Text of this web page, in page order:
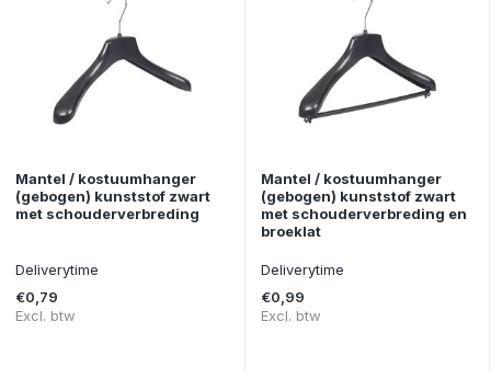
Mantel / kostuumhanger
(gebogen) kunststof zwart
met schouderverbreding
Deliverytime
€0,79
Excl. btw
Mantel / kostuumhanger
(gebogen) kunststof zwart
met schouderverbreding en
broeklat
Deliverytime
€0,99
Excl. btw